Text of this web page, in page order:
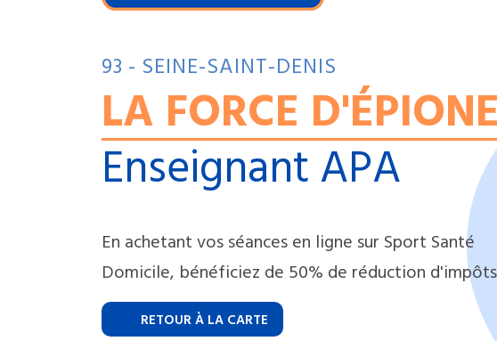
93 - SEINE-SAINT-DENIS
LA FORCE D'ÉPIONE
Enseignant APA
En achetant vos séances en ligne sur Sport Santé
Domicile, bénéficiez de 50% de réduction
RETOUR À LA CARTE